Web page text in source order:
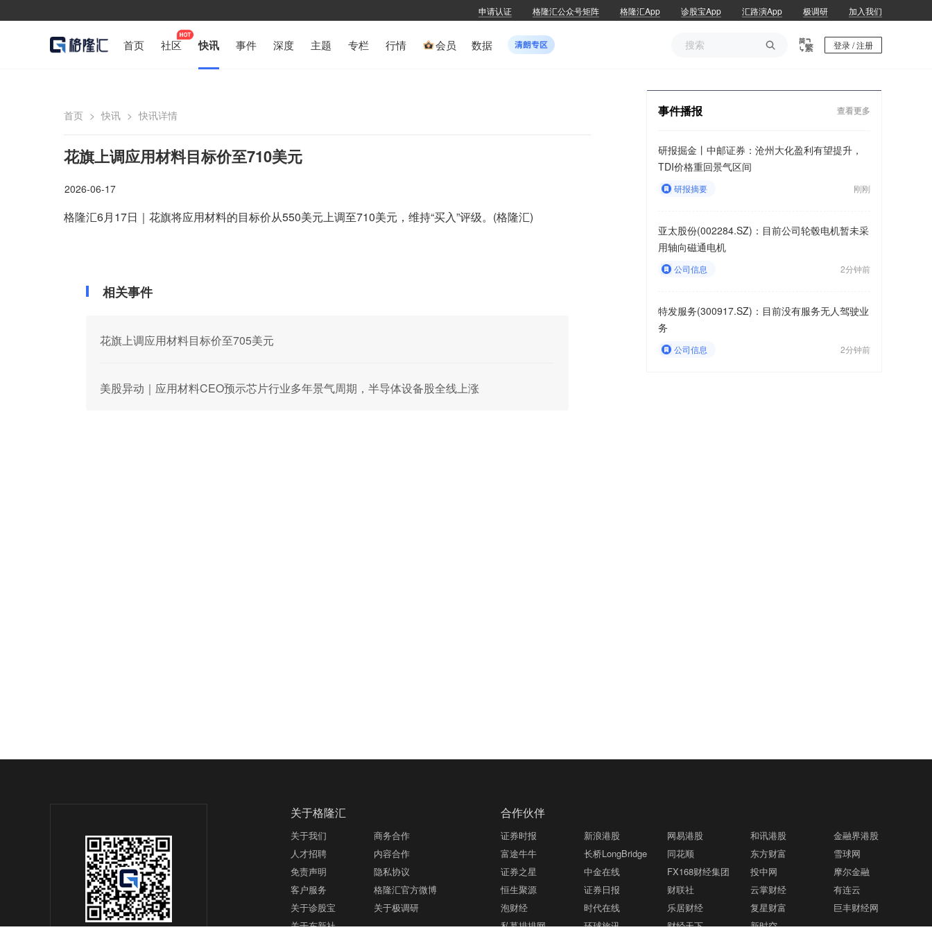
申请认证 格隆汇公众号矩阵 格隆汇App 诊股宝App 汇路演App 极调研 加入我们
首页 社区 快讯 事件 深度 主题 专栏 行情 会员 数据  登录 / 注册
首页 > 快讯 > 快讯详情
花旗上调应用材料目标价至710美元
2026-06-17
格隆汇6月17日｜花旗将应用材料的目标价从550美元上调至710美元，维持“买入”评级。(格隆汇)
相关事件
花旗上调应用材料目标价至705美元
美股异动｜应用材料CEO预示芯片行业多年景气周期，半导体设备股全线上涨
事件播报 查看更多
研报掘金丨中邮证券：沧州大化盈利有望提升，
TDI价格重回景气区间
研报摘要 刚刚
亚太股份(002284.SZ)：目前公司轮毂电机暂未采
用轴向磁通电机
公司信息 2分钟前
特发服务(300917.SZ)：目前没有服务无人驾驶业
务
公司信息 2分钟前
关于格隆汇
关于我们
商务合作
人才招聘
内容合作
免责声明
隐私协议
客户服务
格隆汇官方微博
关于诊股宝
关于极调研
关于东新社
合作伙伴
证券时报 新浪港股 网易港股 和讯港股
金融界港股
富途牛牛
长桥LongBridge 同花顺 东方财富
雪球网
证券之星
中金在线 FX168财经集团 投中网
摩尔金融
恒生聚源
证券日报 财联社 云掌财经
有连云
泡财经
时代在线 乐居财经 复星财富
巨丰财经网
私募排排网
环球旅讯 财经天下 新时空